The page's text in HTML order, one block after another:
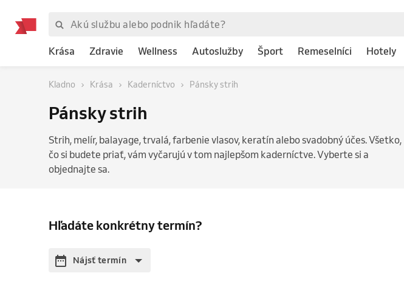
Krása Zdravie Wellness Autoslužby Šport Remeselníci Hotely
Kladno Krása Kaderníctvo Pánsky strih
Pánsky strih
Strih, melír, balayage, trvalá, farbenie vlasov, keratín alebo svadobný účes. Všetko,
čo si budete priať, vám vyčarujú v tom najlepšom kaderníctve. Vyberte si a
objednajte sa.
Hľadáte konkrétny termín?
Nájsť termín